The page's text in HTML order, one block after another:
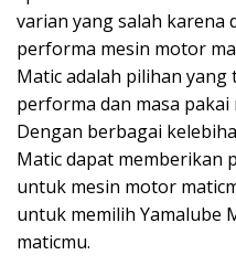
varian yang salah karena
performa mesin motor
Matic adalah pilihan
performa dan masa
Dengan berbagai
Matic dapat memberikan
untuk mesin motor
untuk memilih Yamalube
maticmu.